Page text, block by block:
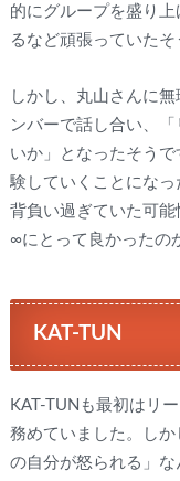
的にグループを盛り
るなど頑張っていたそ
しかし、丸山さんに
ンバーで話し合い、
いか」となったそう
験していくことにな
背負い過ぎていた可
∞にとって良かったの
KAT-TUN
KAT-TUNも最初はリ
務めていました。し
の自分が怒られる」